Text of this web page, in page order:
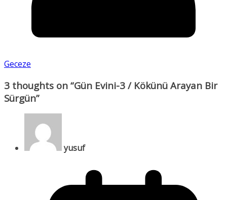
Geceze
3 thoughts on “Gün Evini-3 / Kökünü Arayan Bir
Sürgün”
yusuf